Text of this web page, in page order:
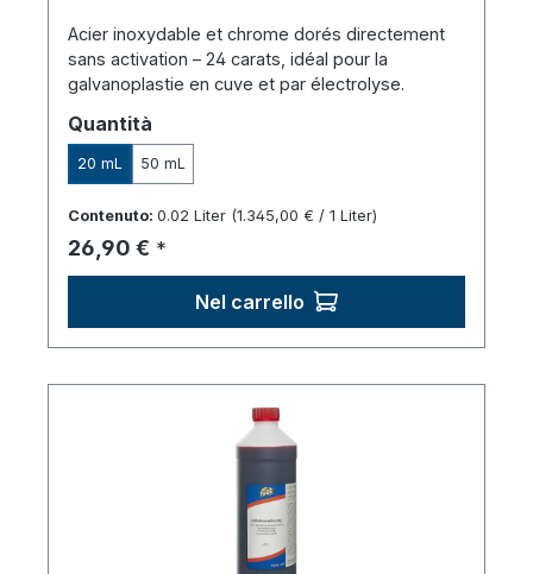
Acier inoxydable et chrome dorés directement
sans activation – 24 carats, idéal pour la
galvanoplastie en cuve et par électrolyse.
Seleziona
Quantità
20 mL 50 mL
Contenuto: 0.02 Liter (1.345,00 € / 1 Liter)
Prezzo normale:
26,90 € *
Nel carrello